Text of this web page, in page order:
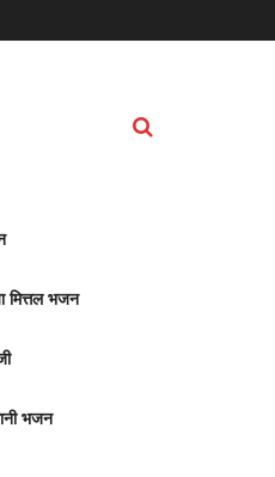
मित्तल भजन
भजन